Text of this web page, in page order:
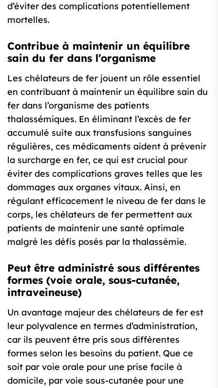
d’éviter des complications potentiellement
mortelles.
Contribue à maintenir un équilibre
sain du fer dans l’organisme
Les chélateurs de fer jouent un rôle essentiel
en contribuant à maintenir un équilibre sain du
fer dans l’organisme des patients
thalassémiques. En éliminant l’excès de fer
accumulé suite aux transfusions sanguines
régulières, ces médicaments aident à prévenir
la surcharge en fer, ce qui est crucial pour
éviter des complications graves telles que les
dommages aux organes vitaux. Ainsi, en
régulant efficacement le niveau de fer dans le
corps, les chélateurs de fer permettent aux
patients de maintenir une santé optimale
malgré les défis posés par la thalassémie.
Peut être administré sous différentes
formes (voie orale, sous-cutanée,
intraveineuse)
Un avantage majeur des chélateurs de fer est
leur polyvalence en termes d’administration,
car ils peuvent être pris sous différentes
formes selon les besoins du patient. Que ce
soit par voie orale pour une prise facile à
domicile, par voie sous-cutanée pour une